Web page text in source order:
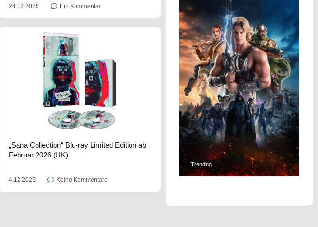
24.12.2025 Ein Kommentar
„Sana Collection“ Blu-ray Limited Edition ab
Februar 2026 (UK)
4.12.2025 Keine Kommentare
Trending